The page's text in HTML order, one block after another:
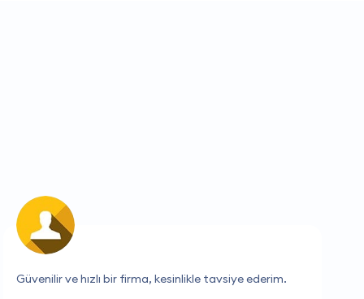
Hizmetleri beni her zaman memnun ediyor